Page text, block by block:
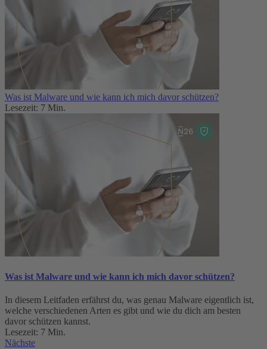
Was ist Malware und wie kann ich mich davor schützen?
Lesezeit: 7 Min.
Was ist Malware und wie kann ich mich davor schützen?
In diesem Leitfaden erfährst du, was genau Malware eigentlich ist,
welche verschiedenen Arten es gibt und wie du dich am besten
davor schützen kannst.
Lesezeit: 7 Min.
Nächste